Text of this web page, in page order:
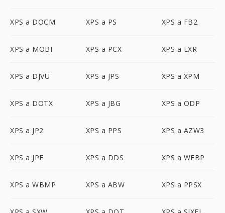
XPS a DOCM XPS a PS XPS a FB2
XPS a MOBI XPS a PCX XPS a EXR
XPS a DJVU XPS a JPS XPS a XPM
XPS a DOTX XPS a JBG XPS a ODP
XPS a JP2 XPS a PPS XPS a AZW3
XPS a JPE XPS a DDS XPS a WEBP
XPS a WBMP XPS a ABW XPS a PPSX